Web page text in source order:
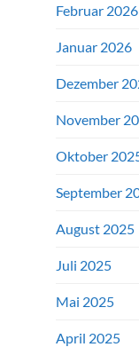
Februar 2026
Januar 2026
Dezember
November
Oktober
September
August 2025
Juli 2025
Mai 2025
April 2025